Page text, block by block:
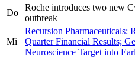
Do
Roche introduces two new
outbreak
Mi
Recursion Pharmaceuticals:
Quarter Financial Results;
Neuroscience Target into